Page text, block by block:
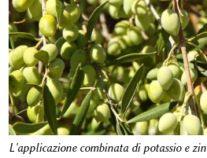
L'applicazione combinata di potassio e